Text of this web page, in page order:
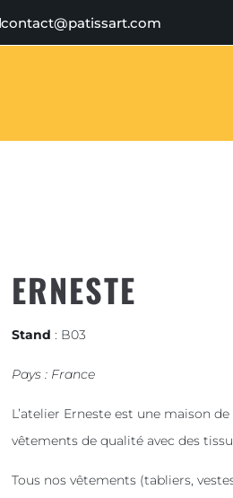
contact@patissart.com
ERNESTE
Stand : B03
Pays : France
L’atelier Erneste est une maison
vêtements de qualité avec des
Tous nos vêtements (tabliers,